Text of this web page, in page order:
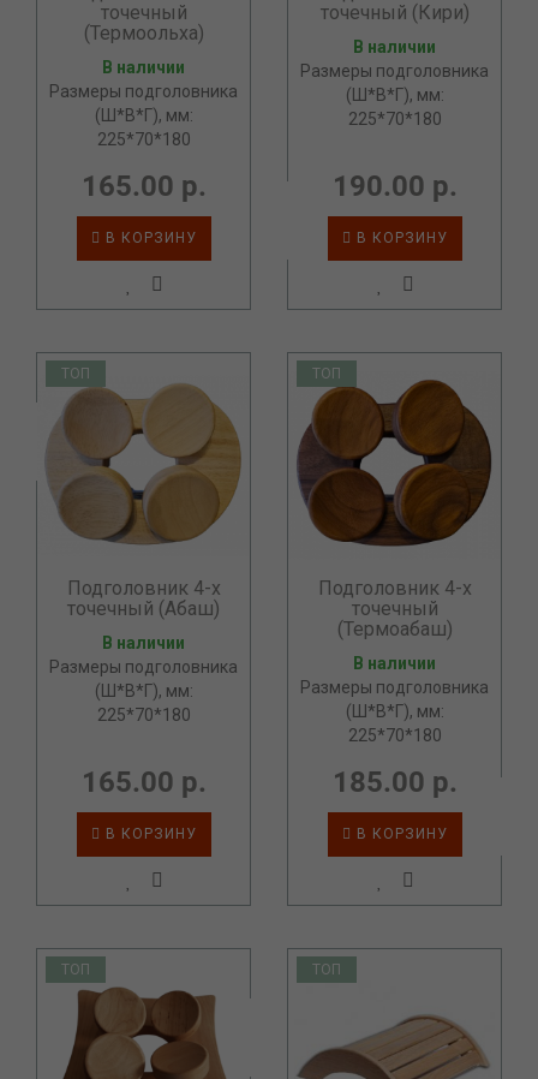
точечный
(Термоольха)
В наличии
Размеры подголовника
(Ш*В*Г), мм:
225*70*180
165.00 р.
В КОРЗИНУ
точечный (Кири)
В наличии
Размеры подголовника
(Ш*В*Г), мм:
225*70*180
190.00 р.
В КОРЗИНУ
ТОП
Подголовник 4-х
точечный (Абаш)
В наличии
Размеры подголовника
(Ш*В*Г), мм:
225*70*180
165.00 р.
В КОРЗИНУ
ТОП
Подголовник 4-х
точечный
(Термоабаш)
В наличии
Размеры подголовника
(Ш*В*Г), мм:
225*70*180
185.00 р.
В КОРЗИНУ
ТОП ТОП